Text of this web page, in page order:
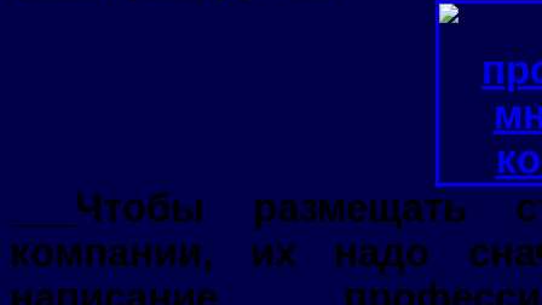
___Чтобы размещать
компании, их надо